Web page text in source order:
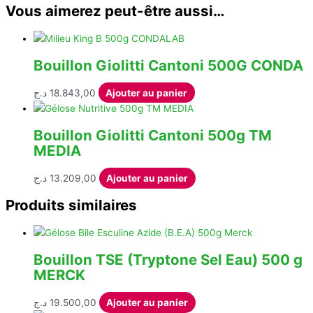
Vous aimerez peut-être aussi…
Bouillon Giolitti Cantoni 500G CONDA
18.843,00 د.ج Ajouter au panier
Bouillon Giolitti Cantoni 500g TM
MEDIA
13.209,00 د.ج Ajouter au panier
Produits similaires
Bouillon TSE (Tryptone Sel Eau) 500 g
MERCK
19.500,00 د.ج Ajouter au panier